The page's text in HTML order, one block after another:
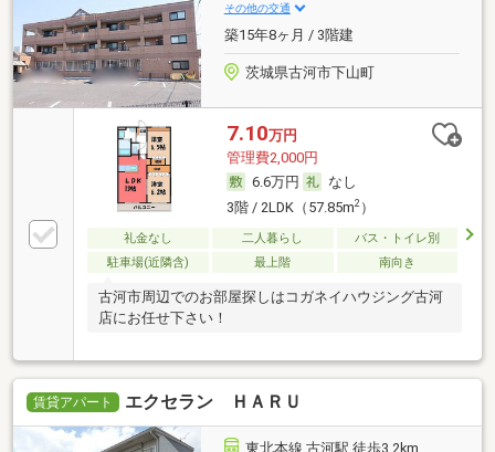
その他の交通
築15年8ヶ月 / 3階建
茨城県古河市下山町
7.10万円
管理費2,000円
6.6万円
なし
3階 / 2LDK（57.85m2）
礼金なし 二人暮らし
バス・トイレ別
駐車場(近隣含)
最上階 南向き
古河市周辺でのお部屋探しはコガネイハウジング古河
店にお任せ下さい！
賃貸アパート エクセラン ＨＡＲＵ
東北本線 古河駅 徒歩3.2km